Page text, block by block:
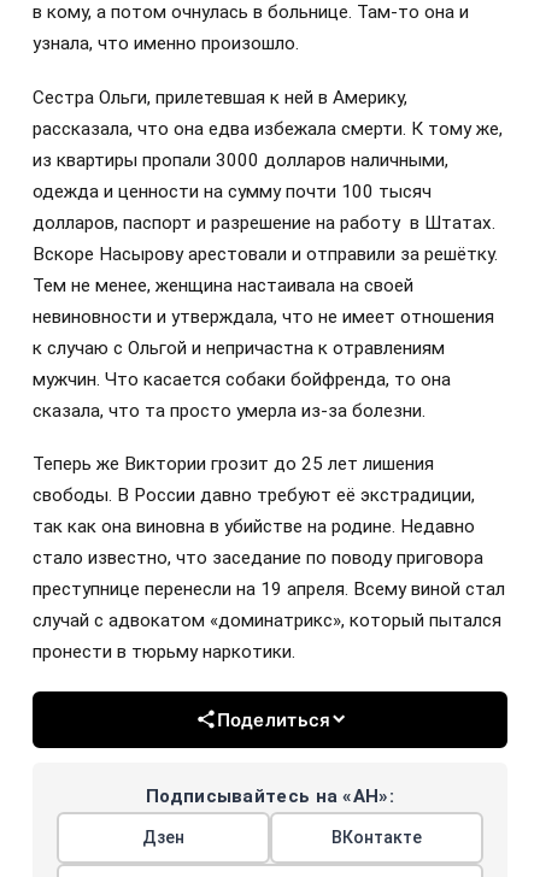
в кому, а потом очнулась в больнице. Там-то она и
узнала, что именно произошло.
Сестра Ольги, прилетевшая к ней в Америку,
рассказала, что она едва избежала смерти. К тому же,
из квартиры пропали 3000 долларов наличными,
одежда и ценности на сумму почти 100 тысяч
долларов, паспорт и разрешение на работу в Штатах.
Вскоре Насырову арестовали и отправили за решётку.
Тем не менее, женщина настаивала на своей
невиновности и утверждала, что не имеет отношения
к случаю с Ольгой и непричастна к отравлениям
мужчин. Что касается собаки бойфренда, то она
сказала, что та просто умерла из-за болезни.
Теперь же Виктории грозит до 25 лет лишения
свободы. В России давно требуют её экстрадиции,
так как она виновна в убийстве на родине. Недавно
стало известно, что заседание по поводу приговора
преступнице перенесли на 19 апреля. Всему виной стал
случай с адвокатом «доминатрикс», который пытался
пронести в тюрьму наркотики.
Поделиться
Подписывайтесь на «АН»:
Дзен ВКонтакте